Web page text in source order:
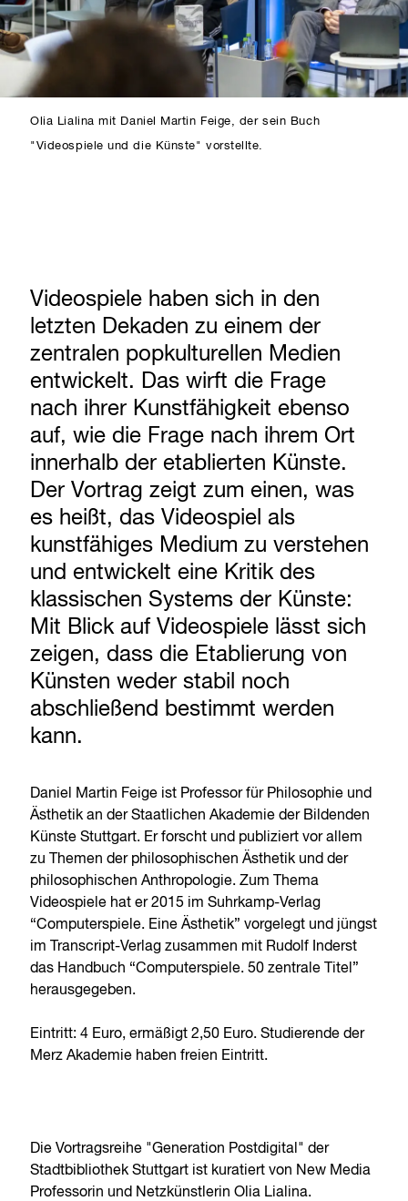
Olia Lialina mit Daniel Martin Feige, der sein Buch
"Videospiele und die Künste" vorstellte.
Videospiele haben sich in den
letzten Dekaden zu einem der
zentralen popkulturellen Medien
entwickelt. Das wirft die Frage
nach ihrer Kunstfähigkeit ebenso
auf, wie die Frage nach ihrem Ort
innerhalb der etablierten Künste.
Der Vortrag zeigt zum einen, was
es heißt, das Videospiel als
kunstfähiges Medium zu verstehen
und entwickelt eine Kritik des
klassischen Systems der Künste:
Mit Blick auf Videospiele lässt sich
zeigen, dass die Etablierung von
Künsten weder stabil noch
abschließend bestimmt werden
kann.
Daniel Martin Feige ist Professor für Philosophie und
Ästhetik an der Staatlichen Akademie der Bildenden
Künste Stuttgart. Er forscht und publiziert vor allem
zu Themen der philosophischen Ästhetik und der
philosophischen Anthropologie. Zum Thema
Videospiele hat er 2015 im Suhrkamp-Verlag
“Computerspiele. Eine Ästhetik” vorgelegt und jüngst
im Transcript-Verlag zusammen mit Rudolf Inderst
das Handbuch “Computerspiele. 50 zentrale Titel”
herausgegeben.
Eintritt: 4 Euro, ermäßigt 2,50 Euro. Studierende der
Merz Akademie haben freien Eintritt.
Die Vortragsreihe "Generation Postdigital" der
Stadtbibliothek Stuttgart ist kuratiert von New Media
Professorin und Netzkünstlerin Olia Lialina.